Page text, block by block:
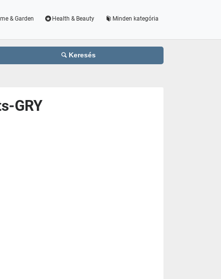
& Garden Health & Beauty Minden kategória
Keresés
GRY